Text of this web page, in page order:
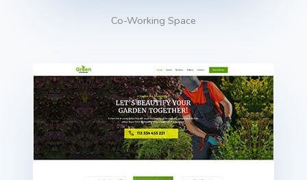
Co-Working Space